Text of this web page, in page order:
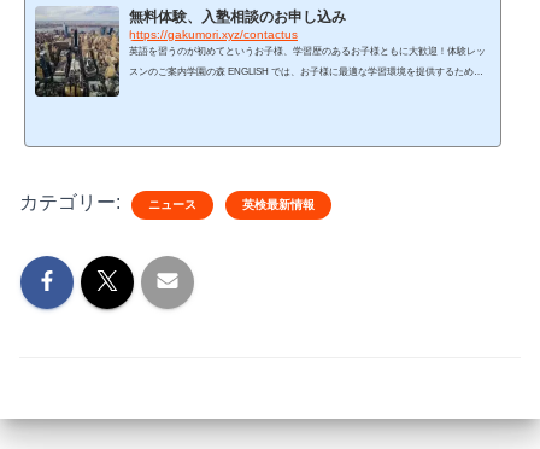
無料体験、入塾相談のお申し込み
https://gakumori.xyz/contactus
英語を習うのが初めてというお子様、学習歴のあるお子様ともに大歓迎！体験レッ
スンのご案内学園の森 ENGLISH では、お子様に最適な学習環境を提供するため
カテゴリー: ニュース 英検最新情報